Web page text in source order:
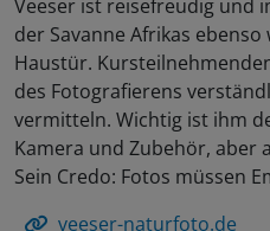
Veeser ist reisefreudig und
der Savanne Afrikas
Haustür.
des Fotografierens
vermitteln. Wichtig ist ihm
Kamera und Zubehör, aber
Sein Credo: Fotos müssen
veeser-naturfoto.de